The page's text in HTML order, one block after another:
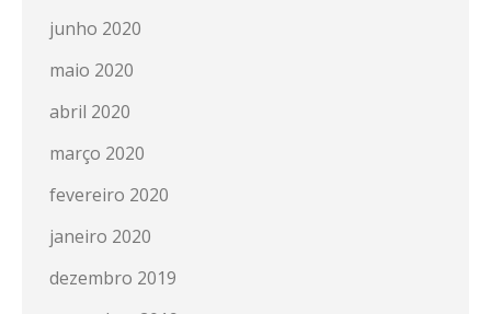
junho 2020
maio 2020
abril 2020
março 2020
fevereiro 2020
janeiro 2020
dezembro 2019